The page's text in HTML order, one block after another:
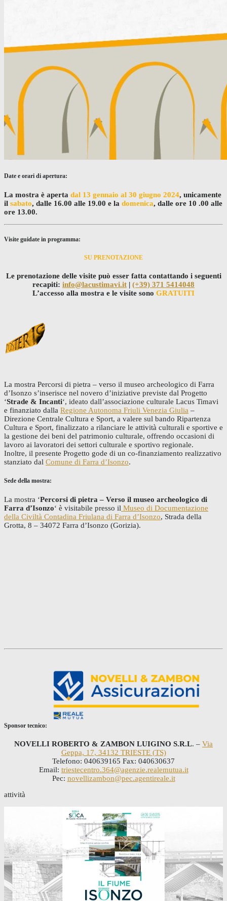
Date e orari di apertura:
La mostra è aperta dal 13 gennaio al 30 giugno 2024, unicamente
il sabato, dalle 16.00 alle 19.00 e la domenica, dalle ore 10 .00 alle
ore 13.00.
Visite guidate in programma:
SU PRENOTAZIONE
Le prenotazione delle visite può esser fatta contattando i seguenti
recapiti: info@lacustimavi.it | (+39) 371 5414048
L’accesso alla mostra e le visite sono GRATUITI
La mostra Percorsi di pietra – verso il museo archeologico di Farra
d’Isonzo s’inserisce nel novero d’iniziative previste dal Progetto
‘Strade & Incanti‘, ideato dall’associazione culturale Lacus Timavi
e finanziato dalla Regione Autonoma Friuli Venezia Giulia –
Direzione Centrale Cultura e Sport, a valere sul bando Ripartenza
Cultura e Sport, finalizzato a rilanciare le attività culturali e sportive e
la gestione dei beni del patrimonio culturale, offrendo occasioni di
lavoro ai lavoratori dei settori culturale e sportivo regionale.
Inoltre, il presente Progetto gode di un co-finanziamento realizzativo
stanziato dal Comune di Farra d’Isonzo.
Sede della mostra:
La mostra ‘Percorsi di pietra – Verso il museo archeologico di
Farra d’Isonzo‘ è visitabile presso il Museo di Documentazione
della Civiltà Contadina Friulana di Farra d’Isonzo, Strada della
Grotta, 8 – 34072 Farra d’Isonzo (Gorizia).
Sponsor tecnico:
NOVELLI ROBERTO & ZAMBON LUIGINO S.R.L. – Via
Geppa, 17, 34132 TRIESTE (TS)
Telefono: 040639165 Fax: 040630637
Email: triestecentro.364@agenzie.realemutua.it
Pec: novellizambon@pec.agentireale.it
attività